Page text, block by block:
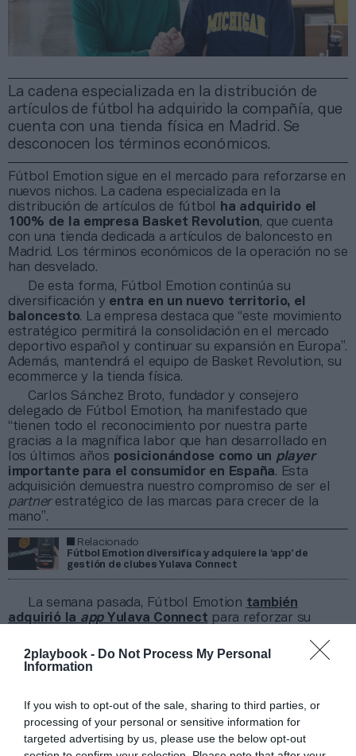
2playbook - Do Not Process My Personal
Information
If you wish to opt-out of the sale, sharing to third parties, or
processing of your personal or sensitive information for
targeted advertising by us, please use the below opt-out
La cadena especializada en la distribución de
artículos de fútbol ha adquirido la compañía, que
cuenta con una tienda física en Madrid. Se
desconocen los términos económicos.
Fútbol Emotion sigue en el mercado para reforzarse en
nuevos nichos. La cadena especializada en la
distribución de artículos de fútbol
ha adquirido el
100% de la empresa Basket Revolution, que cuenta
con una tienda dedicada a artículos de baloncesto en
Madrid. Los términos económicos de la operación no se
han desvelado.
De esta forma, Fútbol Emotion continúa su
diversificación y entra en un nuevo territorio, el
baloncesto. La empresa destaca que “este movimiento
estratégico permitirá la consolidación en el mercado
deportivo español y continuar su expansión en Europa”.
Además, mantendrá el equipo de Basket Revolution, su
ecommerce y la tienda física.
Carlos Sánchez Broto, fundador y consejero
delegado de Fútbol Emotion, ha manifestado que
“tienen todo el reconocimiento por nuestra parte
gracias a la magnífica labor que han desarrollado en
los últimos años posicionándose como un player
importante para el consumidor en España. Esta
adquisición demuestra nuestro compromiso de ser el
partnerestratégico de las marcas para crecer de la
mano”.
Relacionado
Fútbol Emotion diversifica y adquiere la ‘app’ de
gestión de clubes Yulava Connect
La semana pasada, Fútbol Emotion también
adquirió la appYulava Connect para reforzar su
de negocio
aporta ya 10 millones en ingresos
y cuenta
con equipo propio de cincuenta trabajadores. En total,
Las compras se producen después de queGrupo
Tansley adquiriera el 44,43% de la cadena a Meridia
Capital, que era su accionista mayoritario desde 2018.